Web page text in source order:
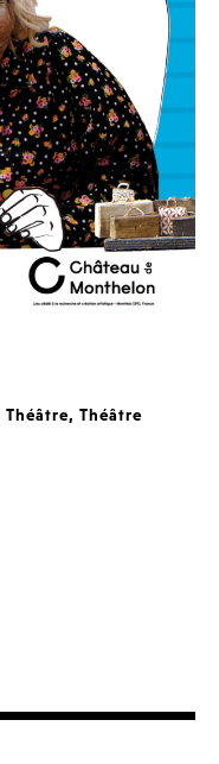
Théâtre, Théâtre